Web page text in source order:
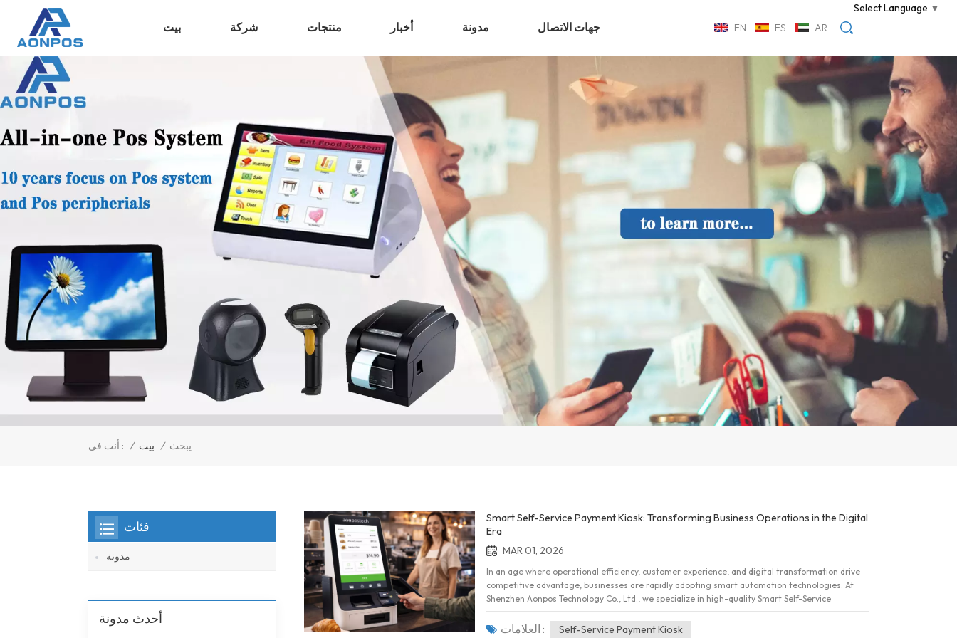
Select Language ▼
EN
ES AR بيت شركة منتجات أخبار مدونة جهات الاتصال
أنت في : / بيت / يبحث
Smart Self-Service Payment Kiosk: Transforming Business Operations in the Digital
Era
MAR 01, 2026
In an age where operational efficiency, customer experience, and digital transformation drive
competitive advantage, businesses are rapidly adopting smart automation technologies. At
Shenzhen Aonpos Technology Co., Ltd., we specialize in high-quality Smart Self-Service
Payment Kiosk solutions designed for enterprise-level deployment &mdash; addressing the
needs of engineers, procurement managers, and decision-makers across retail, hospitality,
العلامات :
Self-Service Payment Kiosk
فئات
مدونة
أحدث مدونة